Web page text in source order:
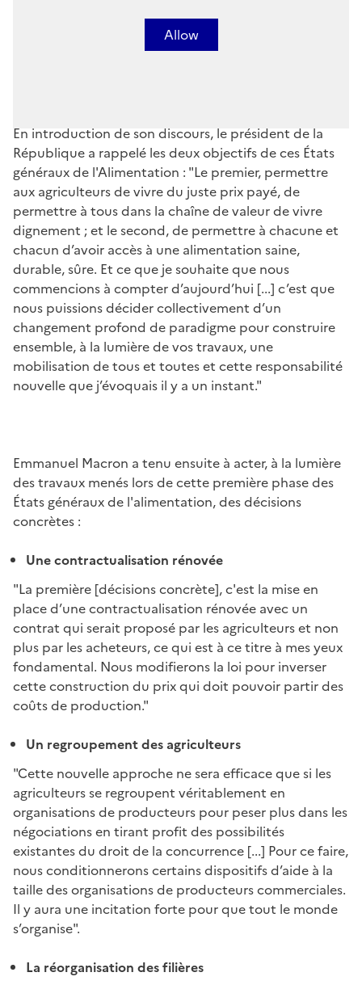
Allow
En introduction de son discours, le président de la
République a rappelé les deux objectifs de ces États
généraux de l'Alimentation : "Le premier, permettre
aux agriculteurs de vivre du juste prix payé, de
permettre à tous dans la chaîne de valeur de vivre
dignement ; et le second, de permettre à chacune et
chacun d’avoir accès à une alimentation saine,
durable, sûre. Et ce que je souhaite que nous
commencions à compter d’aujourd’hui [...] c’est que
nous puissions décider collectivement d’un
changement profond de paradigme pour construire
ensemble, à la lumière de vos travaux, une
mobilisation de tous et toutes et cette responsabilité
nouvelle que j’évoquais il y a un instant."
Emmanuel Macron a tenu ensuite à acter, à la lumière
des travaux menés lors de cette première phase des
États généraux de l'alimentation, des décisions
concrètes :
Une contractualisation rénovée
"La première [décisions concrète], c'est la mise en
place d’une contractualisation rénovée avec un
contrat qui serait proposé par les agriculteurs et non
plus par les acheteurs, ce qui est à ce titre à mes yeux
fondamental. Nous modifierons la loi pour inverser
cette construction du prix qui doit pouvoir partir des
coûts de production."
Un regroupement des agriculteurs
"Cette nouvelle approche ne sera efficace que si les
agriculteurs se regroupent véritablement en
organisations de producteurs pour peser plus dans les
négociations en tirant profit des possibilités
existantes du droit de la concurrence [...] Pour ce faire,
nous conditionnerons certains dispositifs d’aide à la
taille des organisations de producteurs commerciales.
Il y aura une incitation forte pour que tout le monde
s’organise".
La réorganisation des filières